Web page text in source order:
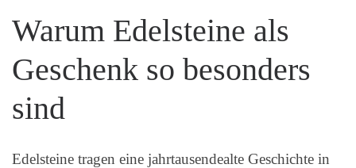
Warum Edelsteine als
Geschenk so besonders
sind
Edelsteine tragen eine jahrtausendealte Geschichte in